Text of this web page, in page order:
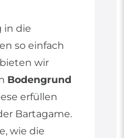
in die
so einfach
wir
Bodengrund
erfüllen
Bartagame.
wie die